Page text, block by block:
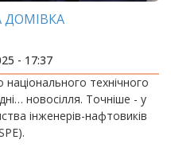
ДОМІВКА
- 17:37
національного технічного
новосілля. Точніше - у
інженерів-нафтовиків